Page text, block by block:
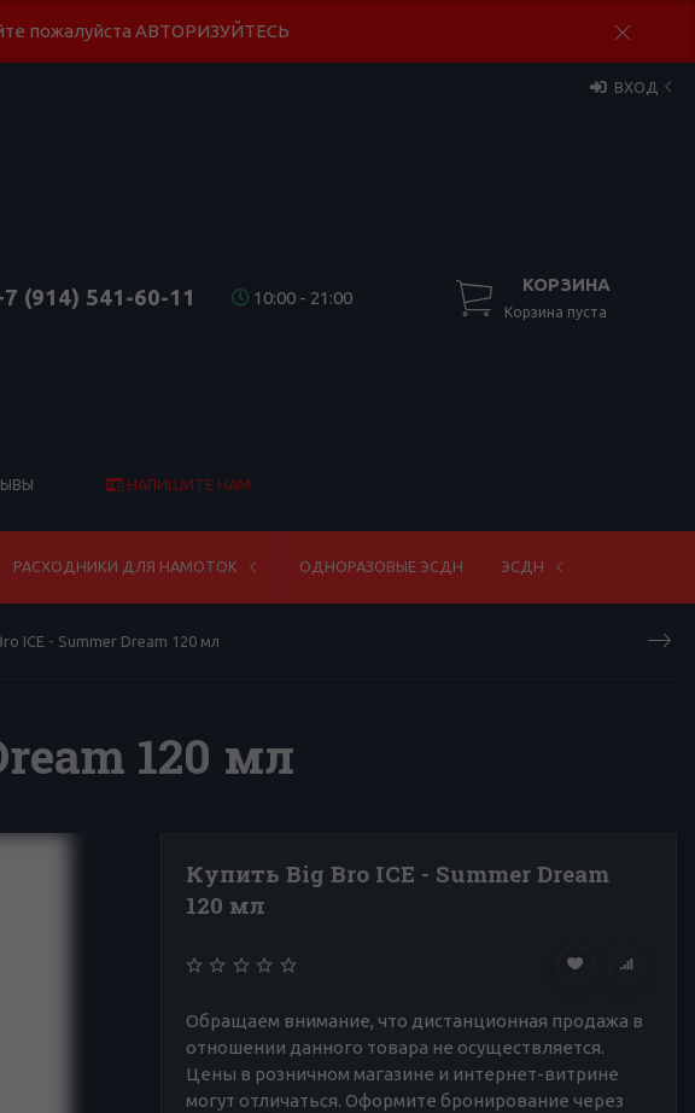
пожалуйста АВТОРИЗУЙТЕСЬ
ВХОД
(914) 541-60-11 10:00 - 21:00
КОРЗИНА
Корзина пуста
НАПИШИТЕ НАМ
РАСХОДНИКИ ДЛЯ НАМОТОК ОДНОРАЗОВЫЕ ЭСДН ЭСДН
ICE - Summer Dream 120 мл
120 мл
Купить Big Bro ICE - Summer Dream
120 мл
Обращаем внимание, что дистанционная продажа в
отношении данного товара не осуществляется.
Цены в розничном магазине и интернет-витрине
могут отличаться. Оформите бронирование через